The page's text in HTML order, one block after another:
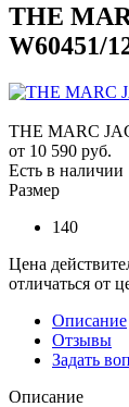
THE
W60451/
THE MARC
от 10 590 руб.
Есть в наличии
Размер
140
Цена
отличаться от
Описание
Отзывы
Задать
Описание